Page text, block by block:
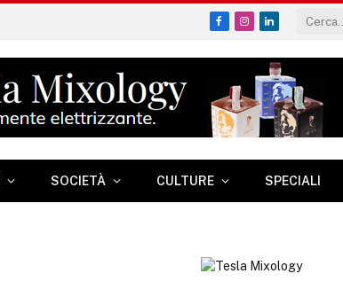
Facebook
Instagram
LinkedIn
SOCIETÀ CULTURE SPECIALI